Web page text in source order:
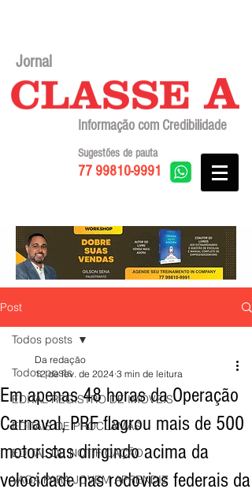
Jornal
Informação com Credibilidade
77 99810-9991
Sugestões de pauta
Post
Todos posts
EDITAL REGISTRO DE IMÓVEIS
EDITAIS DE PROCLAMAS
EDITAL DE NOTIFICAÇÃO
VAGA PARA JOVEM APRENDIZ
Todos posts
Em apenas 48 horas da Operação
Carnaval, PRF flagrou mais de 500
motoristas dirigindo acima da
velocidade nas rodovias federais da
Da redação
12 de fev. de 2024 3 min de leitura